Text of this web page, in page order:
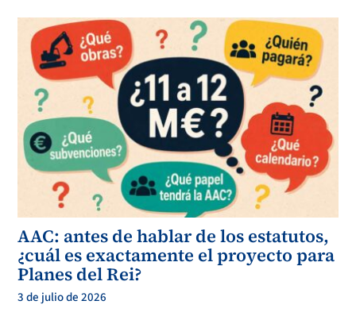
AAC: antes de hablar de los estatutos,
¿cuál es exactamente el proyecto para
Planes del Rei?
3 de julio de 2026